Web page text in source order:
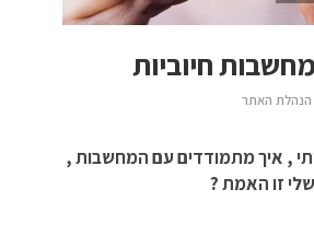
חיוביות
הנהלת האתר
, איך מתמודדים עם המחשבות ,
זו האמת ?